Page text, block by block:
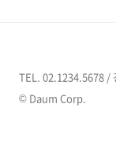
TEL. 02.1234.5678 /
© Daum Corp.